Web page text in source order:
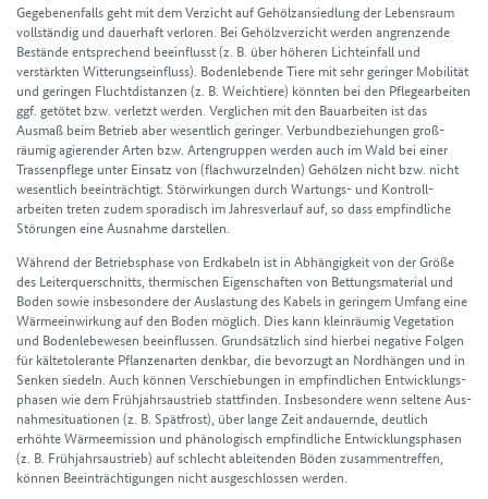
Gegebenen­falls geht mit dem Verzicht auf Gehölz­an­sied­lung der Lebens­raum
voll­ständig und dauer­haft verloren. Bei Gehölz­verzicht werden angrenzende
Bestände entsprechend beein­flusst (z. B. über höheren Licht­einfall und
verstärkten Witterungs­einfluss). Boden­lebende Tiere mit sehr geringer Mobilität
und geringen Flucht­distanzen (z. B. Weich­tiere) könnten bei den Pflege­arbeiten
ggf. getötet bzw. verletzt werden. Verglichen mit den Bau­arbeiten ist das
Ausmaß beim Betrieb aber wesentlich geringer. Verbund­beziehungen groß­
räumig agierender Arten bzw. Arten­gruppen werden auch im Wald bei einer
Trassen­pflege unter Einsatz von (flach­wurzelnden) Gehölzen nicht bzw. nicht
wesent­lich beein­trächtigt. Störwirkungen durch Wartungs- und Kontroll­
arbeiten treten zudem sporadisch im Jahres­verlauf auf, so dass empfindliche
Störungen eine Ausnahme darstellen.
Während der Betriebs­phase von Erd­kabeln ist in Abhängig­keit von der Größe
des Leiter­querschnitts, thermischen Eigen­schaften von Bettungs­material und
Boden sowie insbesondere der Auslastung des Kabels in geringem Umfang eine
Wärme­einwirkung auf den Boden möglich. Dies kann klein­räumig Vegetation
und Boden­lebe­wesen beein­flussen. Grund­sätzlich sind hierbei negative Folgen
für kälte­tolerante Pflanzen­arten denkbar, die bevorzugt an Nord­hängen und in
Senken siedeln. Auch können Verschiebungen in empfindlichen Entwicklungs­
phasen wie dem Früh­jahrs­austrieb statt­finden. Insbesondere wenn seltene Aus­
nahme­situationen (z. B. Spät­frost), über lange Zeit andauernde, deutlich
erhöhte Wärme­emission und phänologisch empfindliche Entwicklungs­phasen
(z. B. Früh­jahrs­austrieb) auf schlecht ableitenden Böden zusammen­treffen,
können Beein­trächtigungen nicht ausgeschlossen werden.